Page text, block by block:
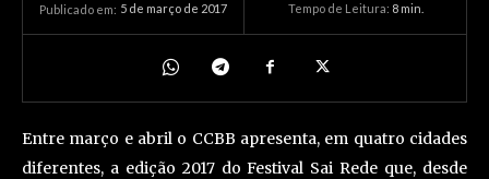
Publicado em: 5 de março de 2017 Tempo de Leitura: 8min.
Entre março e abril o CCBB apresenta, em quatro cidades
diferentes, a edição 2017 do Festival Sai Rede que, desde